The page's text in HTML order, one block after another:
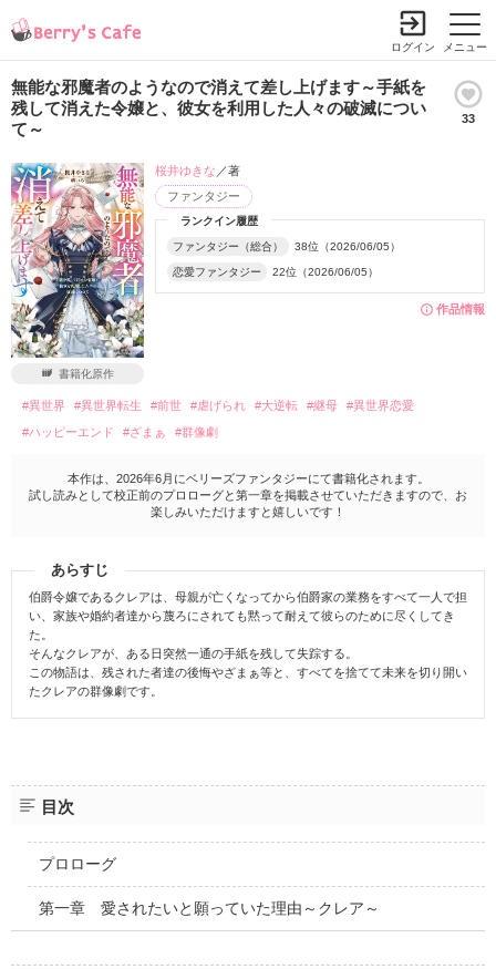
メニュー
ログイン
無能な邪魔者のようなので消えて差し上げます～手紙を
残して消えた令嬢と、彼女を利用した人々の破滅につい
て～
33
作品情報
ランクイン履歴
ファンタジー（総合） 38位（2026/06/05）
恋愛ファンタジー 22位（2026/06/05）
ファンタジー
桜井ゆきな ／著
書籍化原作
#異世界 #異世界転生 #前世 #虐げられ #大逆転 #継母
#異世界恋愛
#ハッピーエンド
#ざまぁ #群像劇
本作は、2026年6月にベリーズファンタジーにて書籍化されます。
試し読みとして校正前のプロローグと第一章を掲載させていただきますので、お
楽しみいただけますと嬉しいです！
あらすじ
伯爵令嬢であるクレアは、母親が亡くなってから伯爵家の業務をすべて一人で担
い、家族や婚約者達から蔑ろにされても黙って耐えて彼らのために尽くしてき
た。
そんなクレアが、ある日突然一通の手紙を残して失踪する。
この物語は、残された者達の後悔やざまぁ等と、すべてを捨てて未来を切り開い
たクレアの群像劇です。
目次
プロローグ
第一章 愛されたいと願っていた理由～クレア～